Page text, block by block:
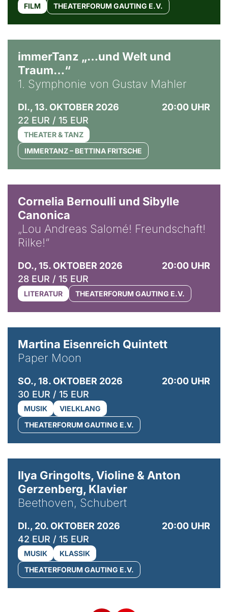
FILM THEATERFORUM GAUTING E.V.
immerTanz „…und Welt und
Traum…“
1. Symphonie von Gustav Mahler
DI., 13. OKTOBER 2026
20:00 UHR
22 EUR / 15 EUR
THEATER & TANZ
IMMERTANZ – BETTINA FRITSCHE
Cornelia Bernoulli und Sibylle
Canonica
„Lou Andreas Salomé! Freundschaft!
Rilke!“
DO., 15. OKTOBER 2026
20:00 UHR
28 EUR / 15 EUR
LITERATUR THEATERFORUM GAUTING E.V.
Martina Eisenreich Quintett
Paper Moon
SO., 18. OKTOBER 2026
20:00 UHR
30 EUR / 15 EUR
MUSIK
VIELKLANG
THEATERFORUM GAUTING E.V.
Ilya Gringolts, Violine & Anton
Gerzenberg, Klavier
Beethoven, Schubert
DI., 20. OKTOBER 2026
20:00 UHR
42 EUR / 15 EUR
MUSIK
KLASSIK
THEATERFORUM GAUTING E.V.